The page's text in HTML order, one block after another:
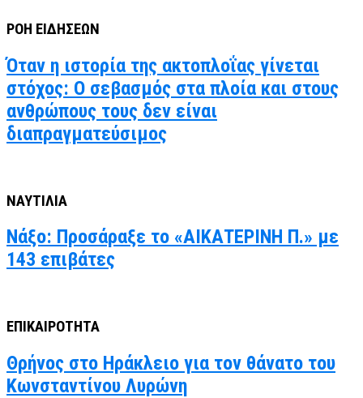
ΡΟΗ ΕΙΔΗΣΕΩΝ
Όταν η ιστορία της ακτοπλοΐας γίνεται
στόχος: Ο σεβασμός στα πλοία και στους
ανθρώπους τους δεν είναι
διαπραγματεύσιμος
ΝΑΥΤΙΛΙΑ
Νάξο: Προσάραξε το «ΑΙΚΑΤΕΡΙΝΗ Π.» με
143 επιβάτες
ΕΠΙΚΑΙΡΟΤΗΤΑ
Θρήνος στο Ηράκλειο για τον θάνατο του
Κωνσταντίνου Λυρώνη